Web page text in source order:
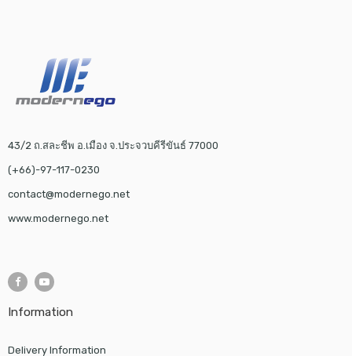
43/2 ถ.สละชีพ อ.เมือง จ.ประจวบคีรีขันธ์ 77000
(+66)-97-117-0230
contact@modernego.net
www.modernego.net
Information
Delivery Information